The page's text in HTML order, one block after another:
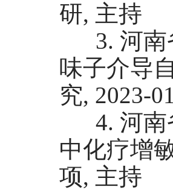
研, 主持
3. 河南
味子介导
究, 2023-
4. 河南
中化疗增
项, 主持